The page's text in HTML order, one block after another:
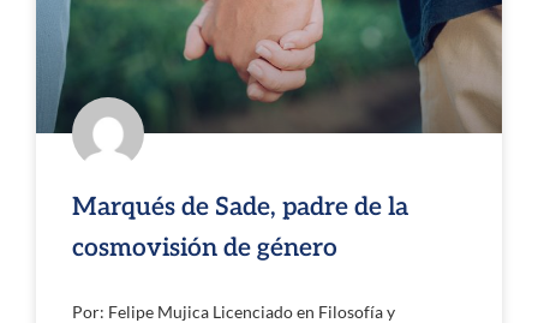
Marqués de Sade, padre de la
cosmovisión de género
Por: Felipe Mujica Licenciado en Filosofía y